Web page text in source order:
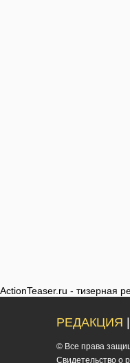
ActionTeaser.ru - тизерная
РЕДАКЦИЯ
© Все права
Cвидетельство о